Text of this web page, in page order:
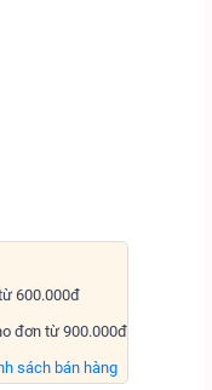
600.000đ
đơn từ 900.000đ
sách bán hàng